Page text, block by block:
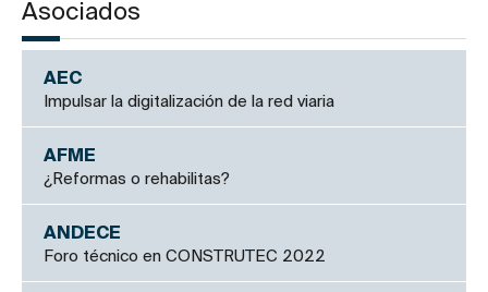
Asociados
AEC
Impulsar la digitalización de la red viaria
AFME
¿Reformas o rehabilitas?
ANDECE
Foro técnico en CONSTRUTEC 2022